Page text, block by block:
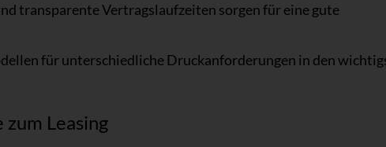
transparente Vertragslaufzeiten sorgen für eine gute
für unterschiedliche Druckanforderungen in den
Leasing